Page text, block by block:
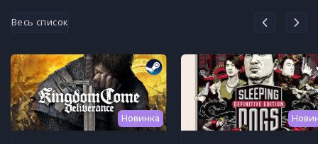
Весь список
Новинка